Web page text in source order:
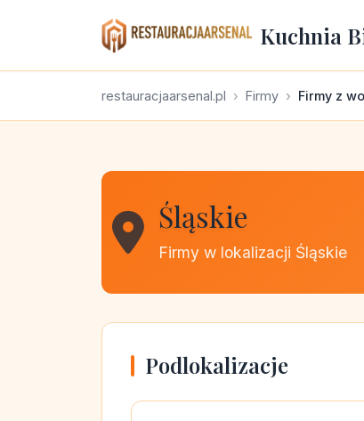
Kuchnia
restauracjaarsenal.pl Firmy Firmy z
Śląskie
Firmy w lokalizacji Śląskie
Podlokalizacje